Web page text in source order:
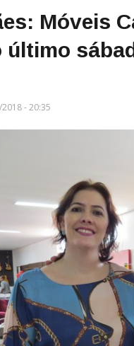
Móveis
último
- 20:35